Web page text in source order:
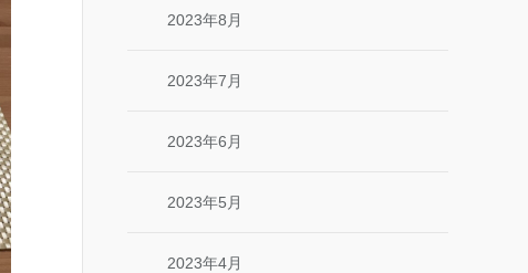
2023年8月
2023年7月
2023年6月
2023年5月
2023年4月